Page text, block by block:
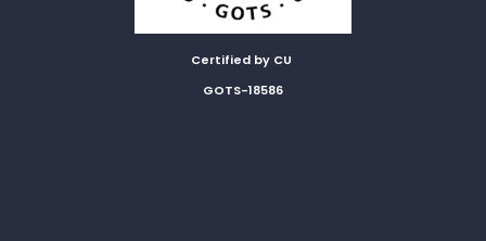
Certified by CU
GOTS-18586